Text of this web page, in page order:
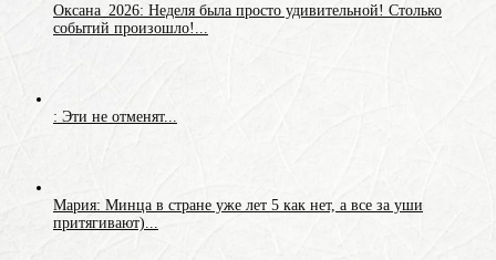
Оксана_2026: Неделя была просто удивительной! Столько
событий произошло!...
: Эти не отменят...
Мария: Минца в стране уже лет 5 как нет, а все за уши
притягивают)...